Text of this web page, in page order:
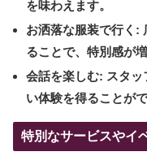
を味わえます。
お洒落な服装で行く :
ることで、特別感が増
会話を楽しむ: スタッ
い体験を得ることがで
特別なサービスやイ